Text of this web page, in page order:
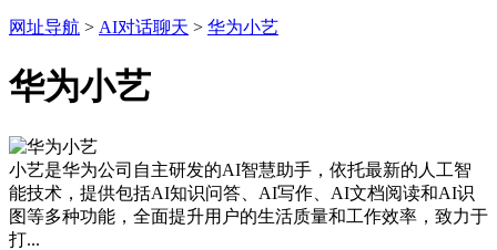
网址导航 > AI对话聊天 > 华为小艺
华为小艺
小艺是华为公司自主研发的AI智慧助手，依托最新的人工智
能技术，提供包括AI知识问答、AI写作、AI文档阅读和AI识
图等多种功能，全面提升用户的生活质量和工作效率，致力于
打...